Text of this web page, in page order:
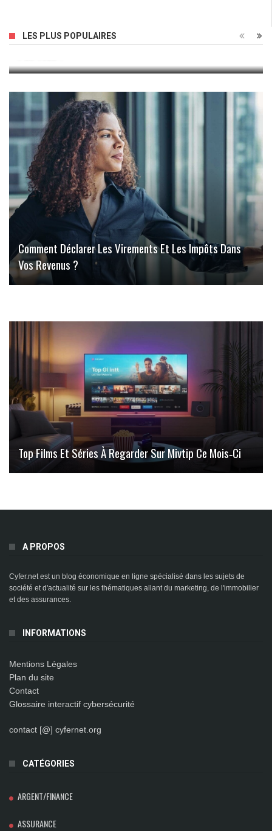
LES PLUS POPULAIRES
Avoir Une Idée De Génie Pour Faire Fortune… Pourquoi
Comment Déclarer Les Virements Et Les Impôts Dans
Vos Revenus ?
Top Films Et Séries À Regarder Sur Mivtip Ce Mois‑ci
A PROPOS
Cyfer.net est un blog économique en ligne spécialisé dans les sujets de
société et d'actualité sur les thématiques allant du marketing, de l'immobilier
et des assurances.
INFORMATIONS
Mentions Légales
Plan du site
Contact
Glossaire interactif cybersécurité
contact [@] cyfernet.org
CATÉGORIES
ARGENT/FINANCE
ASSURANCE